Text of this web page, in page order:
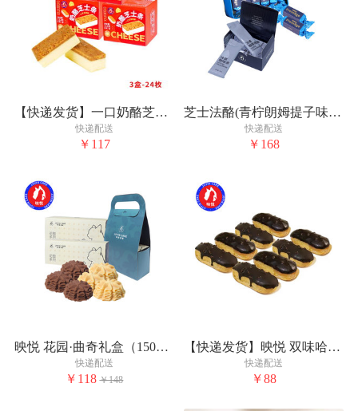
【快递发货】一口奶酪芝士条（8枚装）*3盒装
快递配送
￥117
芝士法酪(青柠朗姆提子味)赠送（咖啡液4条）
快递配送
￥168
映悦 花园·曲奇礼盒（150g*2盒） 口味可选
快递配送
￥118 ￥148
【快递发货】映悦 双味哈斗2盒装（150g/盒*2)
快递配送
￥88